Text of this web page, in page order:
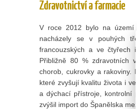
Zdravotnictví a farmacie
V roce 2012 bylo na území
nacházely se v pouhých
francouzských a ve čtyřech
Přibližně 80 % zdravotních
chorob, cukrovky a rakoviny.
které zvyšují kvalitu života i
a dýchací přístroje, kontrolní
zvýšil import do Španělska